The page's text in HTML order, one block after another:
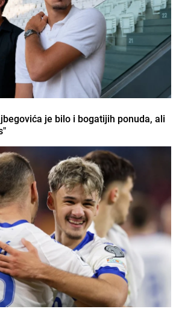
je bilo i bogatijih ponuda, ali